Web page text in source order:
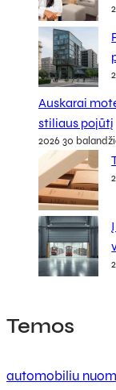
Auskarai
stiliaus pojūtį
2026 30
Temos
automobiliu